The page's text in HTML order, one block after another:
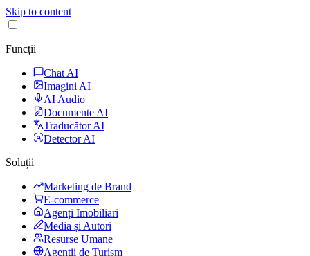
Skip to content
Funcții
Chat AI
Imagini AI
AI Audio
Documente AI
Traducător AI
Detector AI
Soluții
Marketing de Brand
E-commerce
Agenți Imobiliari
Media și Autori
Resurse Umane
Agenții de Turism